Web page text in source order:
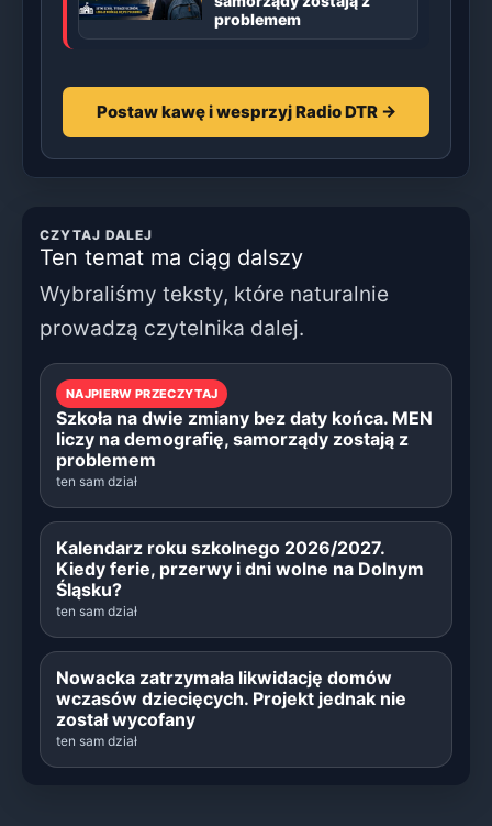
problemem
Postaw kawę i wesprzyj Radio DTR →
CZYTAJ DALEJ
Ten temat ma ciąg dalszy
Wybraliśmy teksty, które naturalnie
prowadzą czytelnika dalej.
NAJPIERW PRZECZYTAJ
Szkoła na dwie zmiany bez daty końca. MEN
liczy na demografię, samorządy zostają z
problemem
ten sam dział
Kalendarz roku szkolnego 2026/2027.
Kiedy ferie, przerwy i dni wolne na Dolnym
Śląsku?
ten sam dział
Nowacka zatrzymała likwidację domów
wczasów dziecięcych. Projekt jednak nie
został wycofany
ten sam dział